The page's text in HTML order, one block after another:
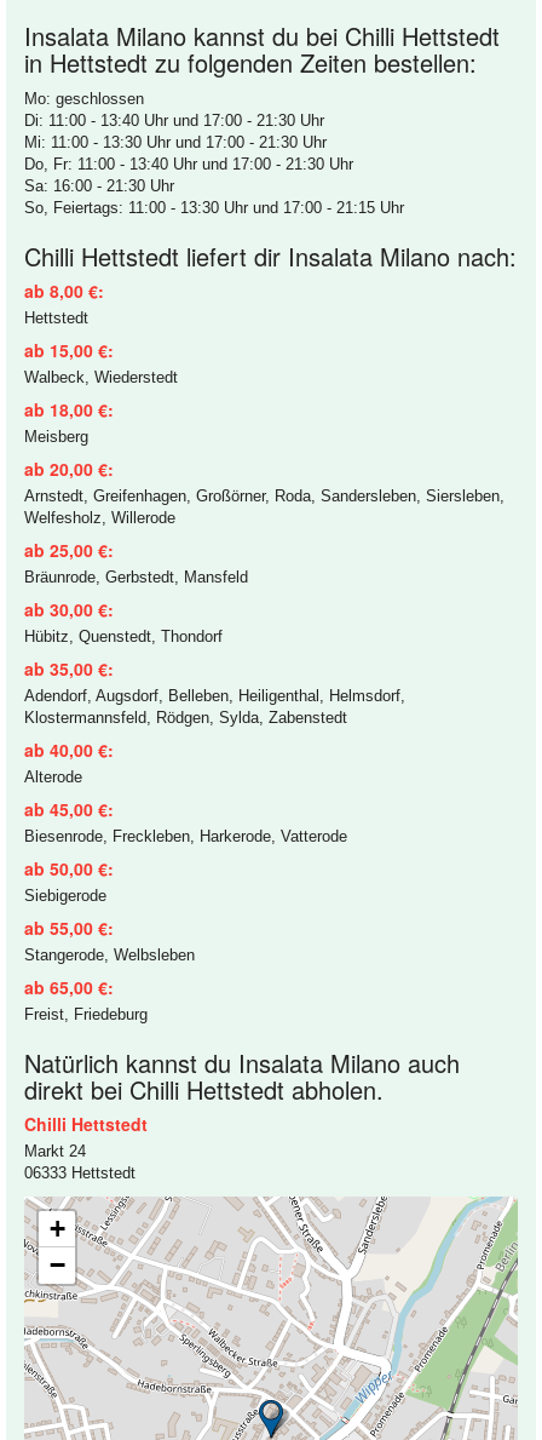
Insalata Milano kannst du bei Chilli Hettstedt
in Hettstedt zu folgenden Zeiten bestellen:
Mo: geschlossen
Di: 11:00 - 13:40 Uhr und 17:00 - 21:30 Uhr
Mi: 11:00 - 13:30 Uhr und 17:00 - 21:30 Uhr
Do, Fr: 11:00 - 13:40 Uhr und 17:00 - 21:30 Uhr
Sa: 16:00 - 21:30 Uhr
So, Feiertags: 11:00 - 13:30 Uhr und 17:00 - 21:15 Uhr
Chilli Hettstedt liefert dir Insalata Milano nach:
ab 8,00 €:
Hettstedt
ab 15,00 €:
Walbeck, Wiederstedt
ab 18,00 €:
Meisberg
ab 20,00 €:
Arnstedt, Greifenhagen, Großörner, Roda, Sandersleben, Siersleben,
Welfesholz, Willerode
ab 25,00 €:
Bräunrode, Gerbstedt, Mansfeld
ab 30,00 €:
Hübitz, Quenstedt, Thondorf
ab 35,00 €:
Adendorf, Augsdorf, Belleben, Heiligenthal, Helmsdorf,
Klostermannsfeld, Rödgen, Sylda, Zabenstedt
ab 40,00 €:
Alterode
ab 45,00 €:
Biesenrode, Freckleben, Harkerode, Vatterode
ab 50,00 €:
Siebigerode
ab 55,00 €:
Stangerode, Welbsleben
ab 65,00 €:
Freist, Friedeburg
Natürlich kannst du Insalata Milano auch
direkt bei Chilli Hettstedt abholen.
Chilli Hettstedt
Markt 24
06333 Hettstedt
+
−